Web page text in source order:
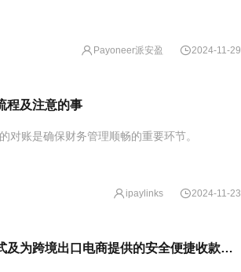
Payoneer派安盈 2024-11-29
程及注意的事
对账是确保财务管理顺畅的重要环节。
ipaylinks 2024-11-23
第三方支付平台的盈利模式及为跨境出口电商提供的安全便捷收款方式